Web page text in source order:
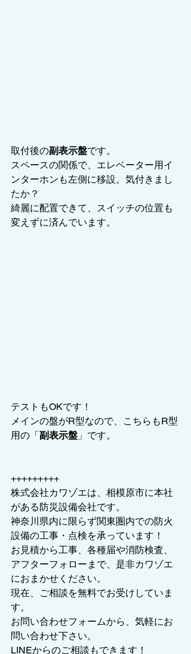
取付後の副表示盤です。
スペースの関係で、エレベーター用イ
ンターホンも左側に移設。気付きまし
たか？
綺麗に配置できて、スイッチの位置も
変えずに済んでいます。
テストもOKです！
メインの盤がR型なので、こちらもR型
用の「副表示盤 」です。
+++++++++
株式会社カワゾエは、相模原市に本社
がある防災設備会社です。
神奈川県内に限らず関東圏内での防火
設備の工事・点検を承っています！
お見積から工事、各種届や消防検査、
アフターフォローまで、是非カワゾエ
におまかせください。
現在、ご相談を無料でお受けしていま
す。
お問い合わせフォームから、気軽にお
問い合わせ下さい。
LINEからのご相談もできます！